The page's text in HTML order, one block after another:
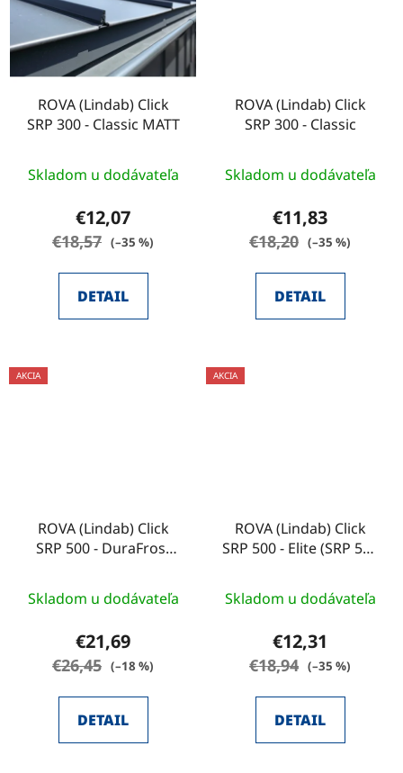
ROVA (Lindab) Click
SRP 300 - Classic MATT
Skladom u dodávateľa
€12,07
€18,57 (–35 %)
DETAIL
ROVA (Lindab) Click
SRP 300 - Classic
Skladom u dodávateľa
€11,83
€18,20 (–35 %)
DETAIL
AKCIA
ROVA (Lindab) Click
SRP 500 - DuraFrost
Skladom u dodávateľa
€21,69
€26,45 (–18 %)
DETAIL
AKCIA
ROVA (Lindab) Click
SRP 500 - Elite (SRP 500
Skladom u dodávateľa
€12,31
€18,94 (–35 %)
DETAIL